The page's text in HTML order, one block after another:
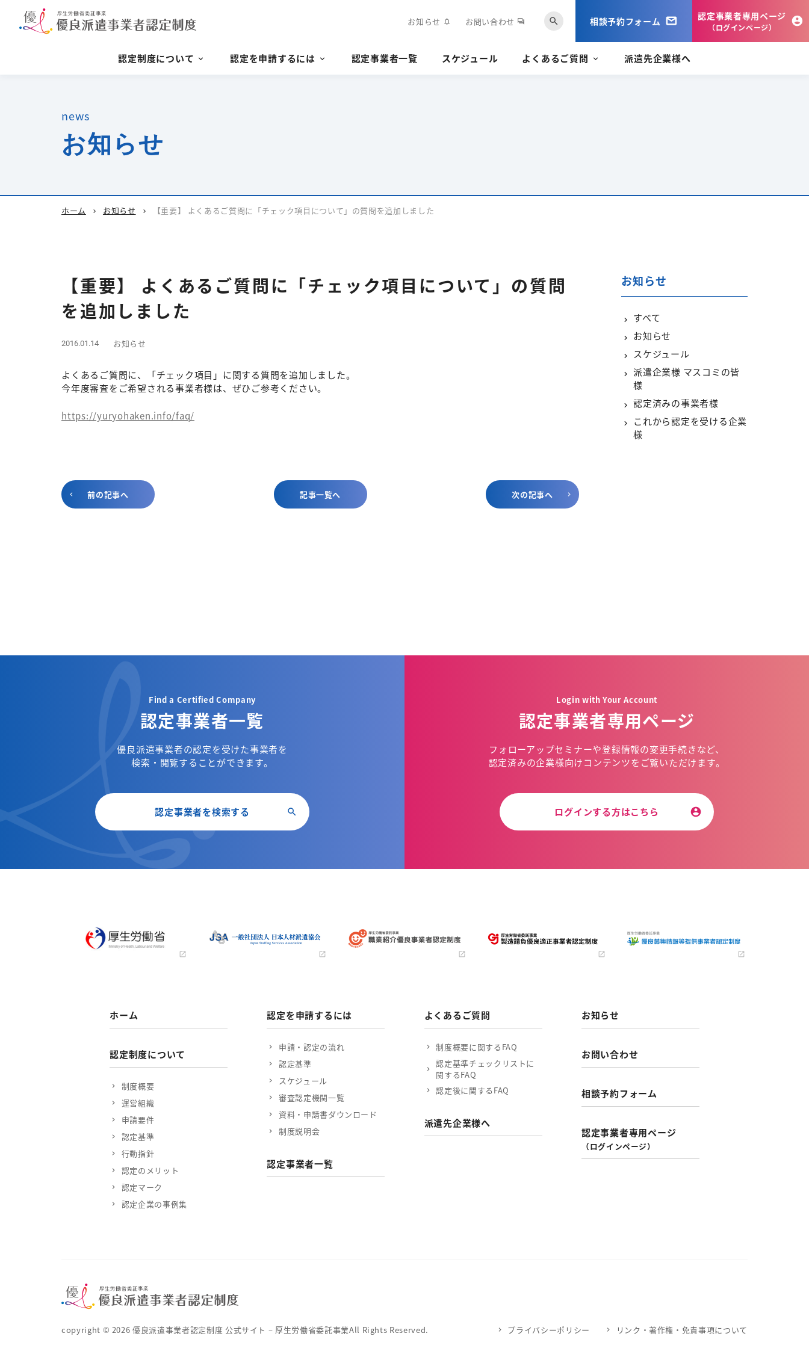
お知らせ notifications お問い合わせ forum search 相談予約フォーム 認定事業者専用ページ
（ログインページ）
認定制度について 認定を申請するには 認定事業者一覧 スケジュール よくあるご質問 派遣先企業様へ
news
お知らせ
ホーム chevron_right お知らせ chevron_right 【重要】 よくあるご質問に「チェック項目について」の質問を追加しました
【重要】 よくあるご質問に「チェック項目について」の質問
を追加しました
2016.01.14 お知らせ
よくあるご質問に、「チェック項目」に関する質問を追加しました。
今年度審査をご希望される事業者様は、ぜひご参考ください。
https://yuryohaken.info/faq/
前の記事へ 記事一覧へ 次の記事へ
お知らせ
すべて
お知らせ
スケジュール
派遣企業様 マスコミの皆
様
認定済みの事業者様
これから認定を受ける企業
様
Find a Certified Company
認定事業者一覧
優良派遣事業者の認定を受けた事業者を
検索・閲覧することができます。
認定事業者を検索する
Login with Your Account
認定事業者専用ページ
フォローアップセミナーや登録情報の変更手続きなど、
認定済みの企業様向けコンテンツを ご覧いただけます。
ログインする方はこちら
ホーム
認定制度について
制度概要
運営組織
申請要件
認定基準
行動指針
認定のメリット
認定マーク
認定企業の事例集
認定を申請するには
申請・認定の流れ
認定基準
スケジュール
審査認定機関一覧
資料・申請書ダウンロード
制度説明会
認定事業者一覧
よくあるご質問
制度概要に関するFAQ
認定基準チェックリストに
関するFAQ
認定後に関するFAQ
派遣先企業様へ
お知らせ
お問い合わせ
相談予約フォーム
認定事業者専用ページ
（ログインページ）
copyright © 2026 優良派遣事業者認定制度 公式サイト – 厚生労働省委託事業All Rights Reserved. プライバシーポリシー リンク・著作権・免責事項について